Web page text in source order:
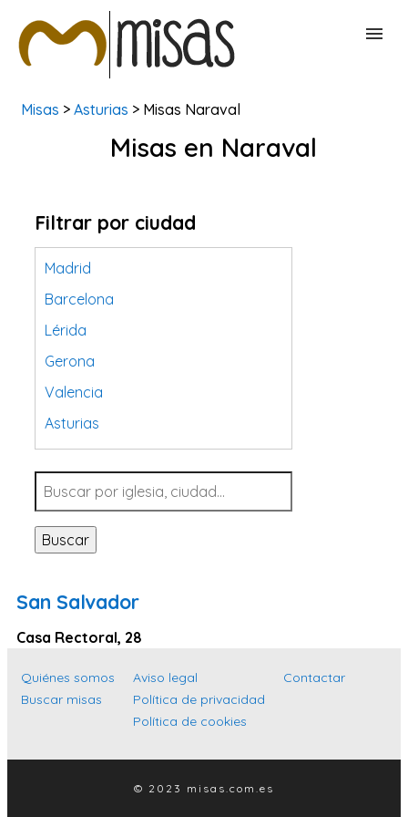
BUSCAR MISAS
Misas > Asturias > Misas Naraval
Misas en Naraval
Filtrar por ciudad
Madrid
Barcelona
Lérida
Gerona
Valencia
Asturias
Tarragona
Navarra
Valladolid
Sevilla
Santa Cruz de Tenerife
Cantabria
Islas Baleares
Las Palmas
Alicante
Buscar
San Salvador
Casa Rectoral, 28
Quiénes somos
Buscar misas
Aviso legal
Política de privacidad
Política de cookies
Contactar
© 2023 misas.com.es